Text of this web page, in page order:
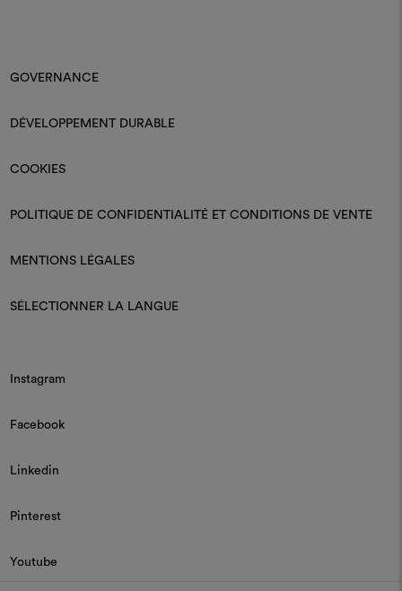
GOVERNANCE
DÉVELOPPEMENT DURABLE
COOKIES
POLITIQUE DE CONFIDENTIALITÉ ET CONDITIONS DE VENTE
MENTIONS LÉGALES
SÉLECTIONNER LA LANGUE
Instagram
Facebook
Linkedin
Pinterest
Youtube